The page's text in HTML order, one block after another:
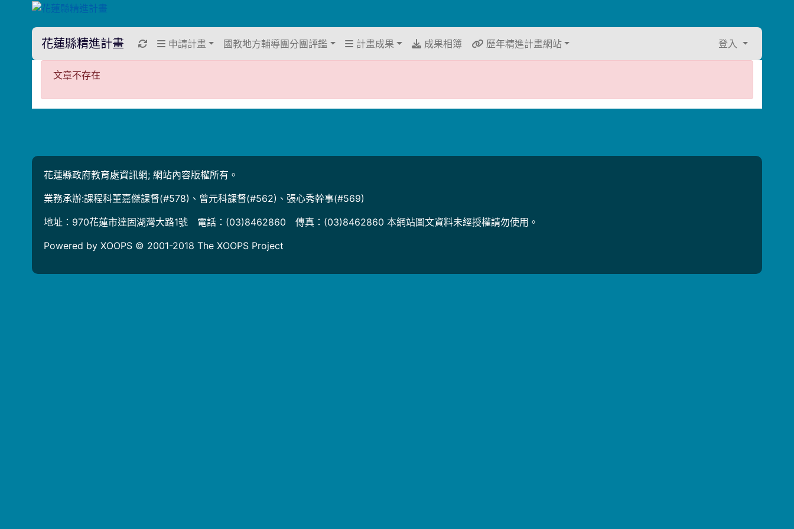
花蓮縣精進計畫 重新取得佈景設定
申請計畫 國教地方輔導團分團評鑑 計畫成果 成果相簿 歷年精進計畫網站 登入
文章不存在
文章不存在
花蓮縣政府教育處資訊網; 網站內容版權所有。
業務承辦:課程科董嘉傑課督(#578)、曾元科課督(#562)、張心秀幹事(#569)
地址：970花蓮市達固湖灣大路1號 電話：(03)8462860 傳真：(03)8462860 本網站圖文資料未經授權請勿使用。
Powered by XOOPS © 2001-2018 The XOOPS Project